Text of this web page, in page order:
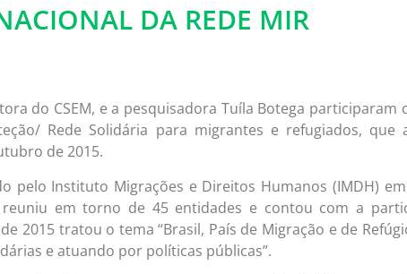
DA REDE MIR
do CSEM, e a pesquisadora Tuíla Botega participaram
Rede Solidária para migrantes e refugiados, que
de 2015.
pelo Instituto Migrações e Direitos Humanos (IMDH)
em torno de 45 entidades e contou com a
2015 tratou o tema “Brasil, País de Migração e de
e atuando por políticas públicas”.